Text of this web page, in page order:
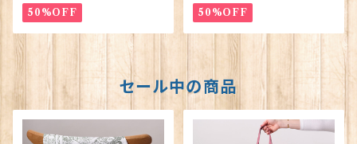
50%OFF 50%OFF
セール中の商品